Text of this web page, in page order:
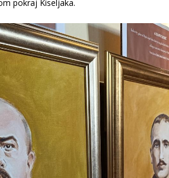
pokraj Kiseljaka.